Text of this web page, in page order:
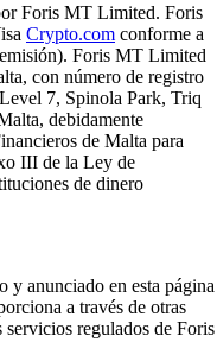
Foris MT Limited. Foris
Crypto.com conforme a
Foris MT Limited
con número de registro
7, Spinola Park, Triq
debidamente
de Malta para
III de la Ley de
de dinero
anunciado en esta página
a través de otras
servicios regulados de Foris